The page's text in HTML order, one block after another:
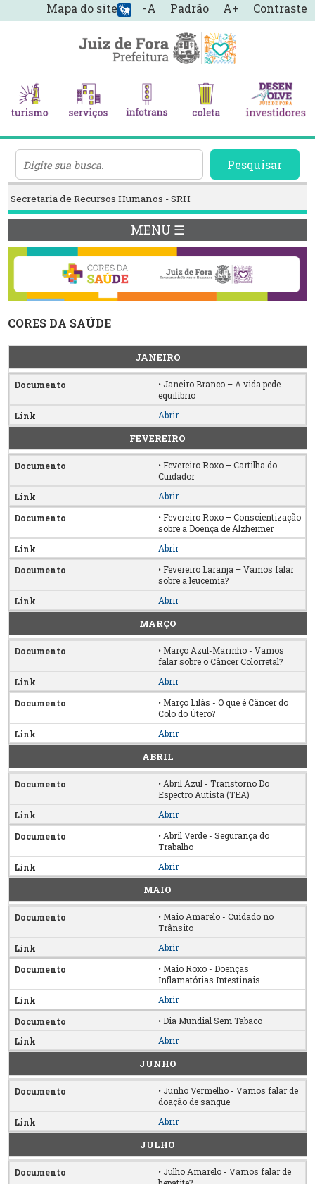
-A Padrão A+ Contraste
Mapa do site
Pesquisar
Secretaria de Recursos Humanos - SRH
MENU ☰
CORES DA SAÚDE
JANEIRO
• Janeiro Branco – A vida pede
equilíbrio
Abrir
FEVEREIRO
• Fevereiro Roxo – Cartilha do
Cuidador
Abrir
• Fevereiro Roxo – Conscientização
sobre a Doença de Alzheimer
Abrir
• Fevereiro Laranja – Vamos falar
sobre a leucemia?
Abrir
MARÇO
• Março Azul-Marinho - Vamos
falar sobre o Câncer Colorretal?
Abrir
• Março Lilás - O que é Câncer do
Colo do Útero?
Abrir
ABRIL
• Abril Azul - Transtorno Do
Espectro Autista (TEA)
Abrir
• Abril Verde - Segurança do
Trabalho
Abrir
MAIO
• Maio Amarelo - Cuidado no
Trânsito
Abrir
• Maio Roxo - Doenças
Inflamatórias Intestinais
Abrir
• Dia Mundial Sem Tabaco
Abrir
JUNHO
• Junho Vermelho - Vamos falar de
doação de sangue
Abrir
JULHO
• Julho Amarelo - Vamos falar de